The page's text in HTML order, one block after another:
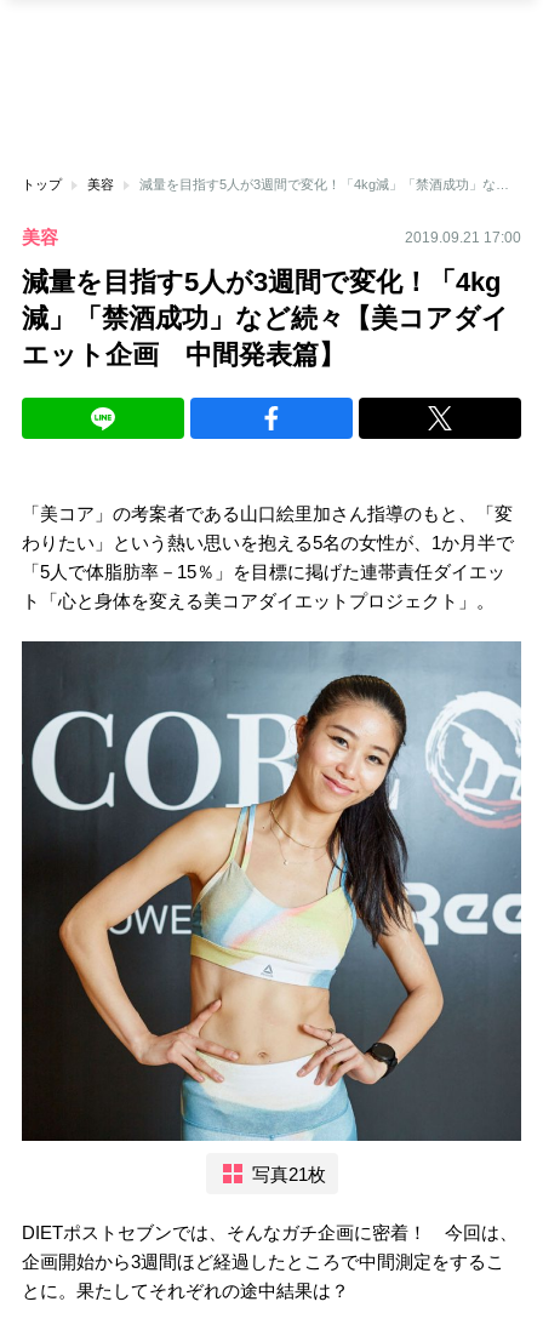
トップ 美容
美容 2019.09.21 17:00
減量を目指す5人が3週間で変化！「4kg
減」「禁酒成功」など続々【美コアダイ
エット企画 中間発表篇】
「美コア」の考案者である山口絵里加さん指導のもと、「変
わりたい」という熱い思いを抱える5名の女性が、1か月半で
「5人で体脂肪率－15％」を目標に掲げた連帯責任ダイエッ
ト「心と身体を変える美コアダイエットプロジェクト」。
写真21枚
DIETポストセブンでは、そんなガチ企画に密着！ 今回は、
企画開始から3週間ほど経過したところで中間測定をするこ
とに。果たしてそれぞれの途中結果は？